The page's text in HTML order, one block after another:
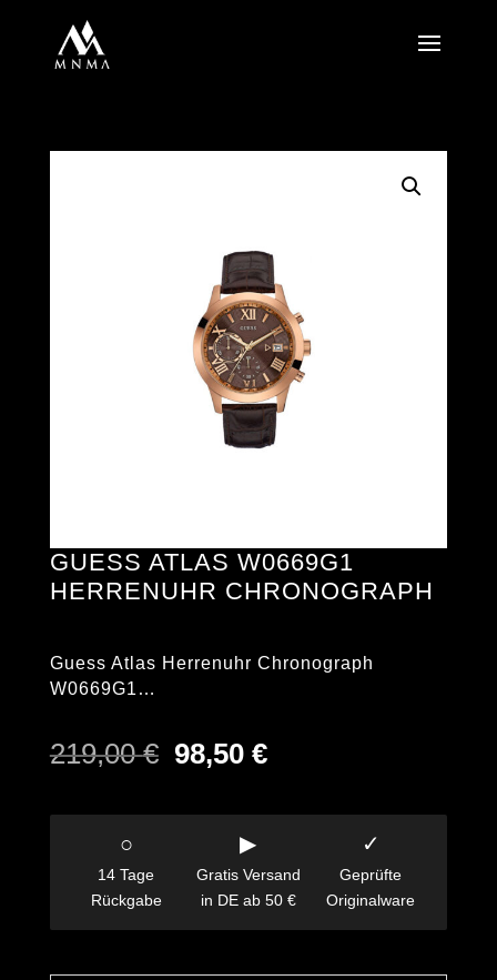
GUESS ATLAS W0669G1
HERRENUHR CHRONOGRAPH
Guess Atlas Herrenuhr Chronograph
W0669G1…
219,00€ Ursprünglicher
Preis
219,00 €
98,50 €Aktueller
○
14 Tage
Rückgabe
▶
Gratis Versand
in DE ab 50 €
✓
Geprüfte
Originalware